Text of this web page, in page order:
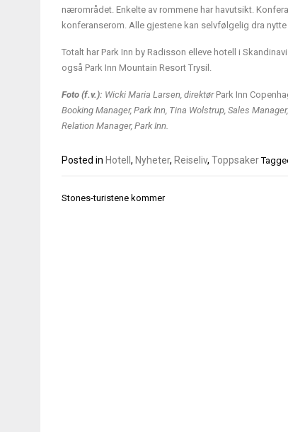
nærområdet. Enkelte av rommene har havutsikt.
konferanserom. Alle gjestene kan selvfølgelig dra
Totalt har Park Inn by Radisson elleve hotell i
også Park Inn Mountain Resort Trysil.
Foto (f.v.): Wicki Maria Larsen, direktør Park Inn
Booking Manager, Park Inn, Tina Wolstrup, Sales
Relation Manager, Park Inn.
Posted in Hotell , Nyheter, Reiseliv, Toppsaker
Innleggsnavigasjon
Stones-turistene kommer